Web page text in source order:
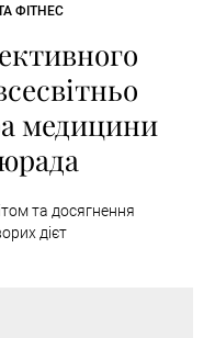
ФІТНЕС
медицини
та досягнення
дієт